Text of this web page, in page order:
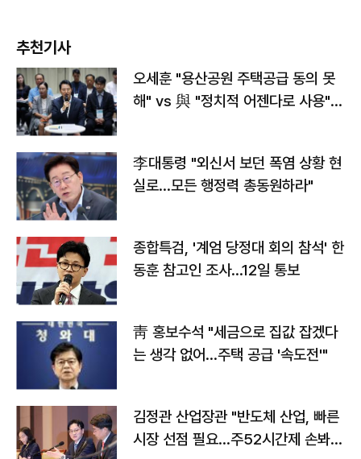
추천기사
오세훈 "용산공원 주택공급 동의 못
해" vs 與 "정치적 어젠다로 사용"
李대통령 "외신서 보던 폭염 상황 현
실로…모든 행정력 총동원하라"
종합특검, '계엄 당정대 회의 참석' 한
동훈 참고인 조사...12일 통보
靑 홍보수석 "세금으로 집값 잡겠다
는 생각 없어…주택 공급 '속도전'"
김정관 산업장관 "반도체 산업, 빠른
시장 선점 필요…주52시간제 손봐